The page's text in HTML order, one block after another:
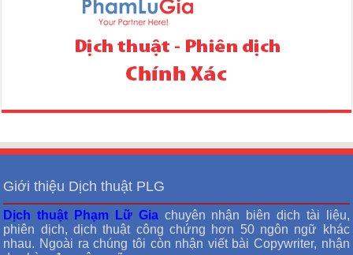
Giới thiệu Dịch thuật PLG
Dịch thuật Phạm Lữ Giachuyên nhận biên dịch tài liệu,
phiên dịch, dịch thuật công chứng hơn 50 ngôn ngữ khác
nhau. Ngoài ra chúng tôi còn nhận viết bài Copywriter, nhận